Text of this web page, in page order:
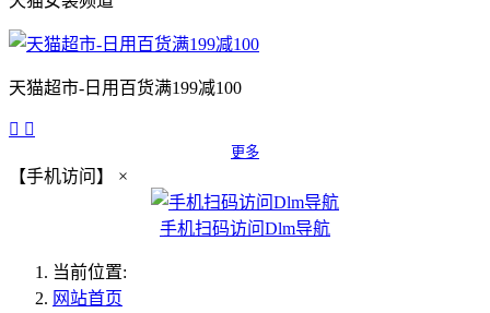
天猫超市-日用百货满199减100
 
更多
【手机访问】 ×
手机扫码访问Dlm导航
当前位置:
网站首页